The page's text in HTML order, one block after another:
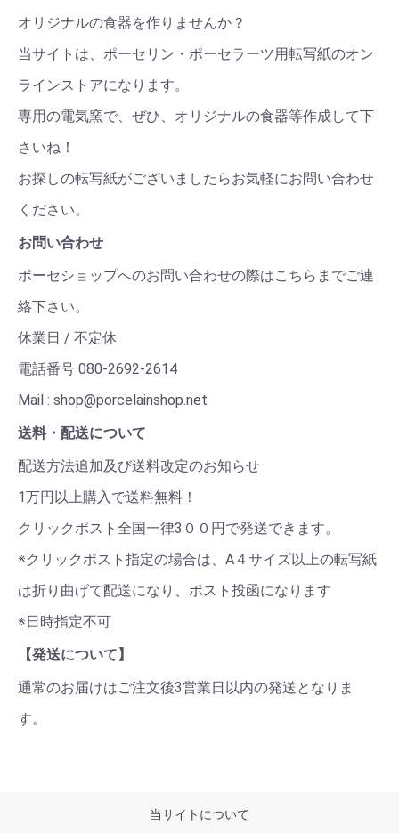
オリジナルの食器を作りませんか？
当サイトは、ポーセリン・ポーセラーツ用転写紙のオン
ラインストアになります。
専用の電気窯で、ぜひ、オリジナルの食器等作成して下
さいね！
お探しの転写紙がございましたらお気軽にお問い合わせ
ください。
お問い合わせ
ポーセショップへのお問い合わせの際はこちらまでご連
絡下さい。
休業日 / 不定休
電話番号 080-2692-2614
Mail : shop@porcelainshop.net
送料・配送について
配送方法追加及び送料改定のお知らせ
1万円以上購入で送料無料！
クリックポスト全国一律3００円で発送できます。
※クリックポスト指定の場合は、A４サイズ以上の転写紙
は折り曲げて配送になり、ポスト投函になります
※日時指定不可
【発送について】
通常のお届けはご注文後3営業日以内の発送となりま
す。
当サイトについて